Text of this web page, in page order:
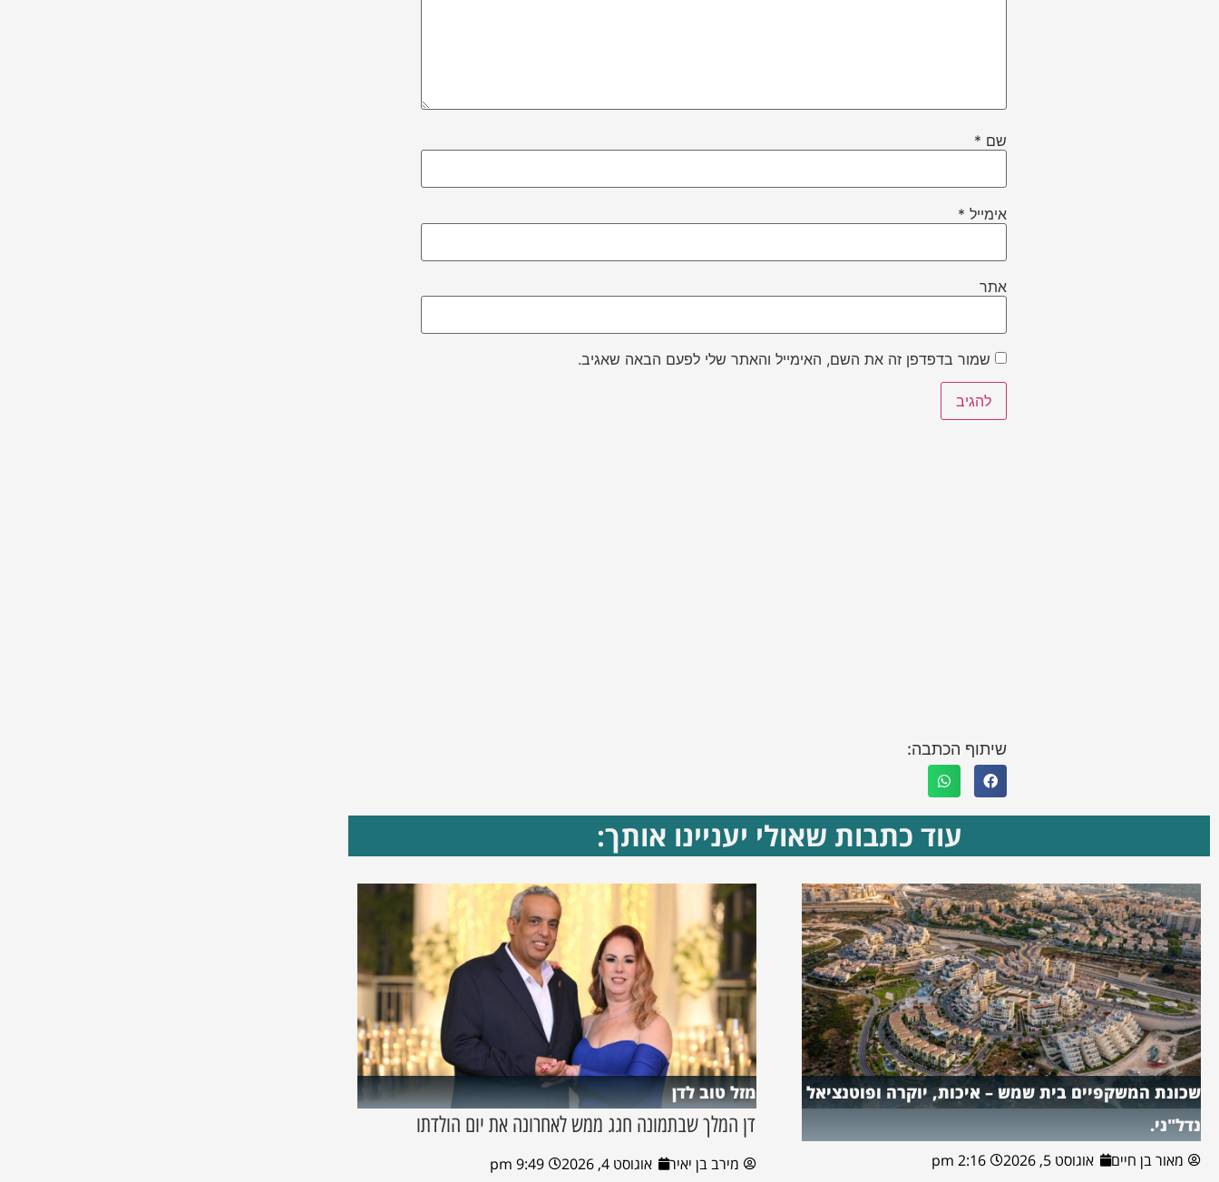
שם *
אימייל *
אתר
שמור בדפדפן זה את השם, האימייל והאתר שלי לפעם הבאה שאגיב.
שיתוף הכתבה:
עוד כתבות שאולי יעניינו אותך:
שכונת המשקפיים בית שמש – איכות, יוקרה ופוטנציאל
נדל"ני.
מאור בן חיים אוגוסט 5, 2026 2:16 pm
מזל טוב לדן
דן המלך שבתמונה חגג ממש לאחרונה את יום הולדתו
מירב בן יאיר אוגוסט 4, 2026 9:49 pm